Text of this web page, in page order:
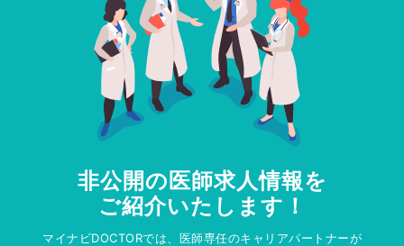
非公開の医師求人情報を
ご紹介いたします！
マイナビDOCTORでは、医師専任のキャリアパートナーが